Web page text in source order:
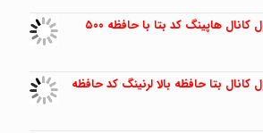
برد کرکره برقی ساید فول کانال هاپینگ کد بتا با حافظه ۵۰۰
کانال بتا حافظه بالا لرنینگ کد حافظه